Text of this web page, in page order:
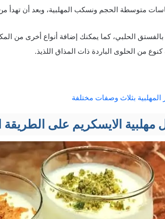
متوسطة الحجم ونسكب المهلبية، وبعد أن تهدأ
بالفستق الحلبي، كما يمكنك إضافة أنواع أخرى من
كنوع من الحلوى الباردة ذات المذاق اللذيذ.
بثلاث وصفات مختلفة
الايسكريم على الطريقة